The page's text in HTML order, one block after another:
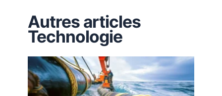
Autres articles
Technologie